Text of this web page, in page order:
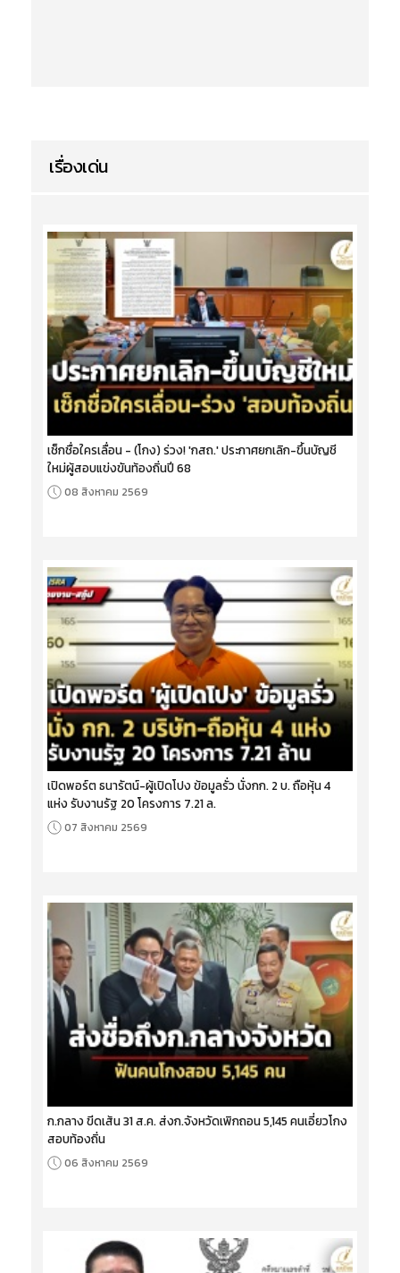
เรื่องเด่น
เช็กชื่อใครเลื่อน - (โกง) ร่วง! 'กสถ.' ประกาศยกเลิก-ขึ้นบัญชี
ใหม่ผู้สอบแข่งขันท้องถิ่นปี 68
08 สิงหาคม 2569
เปิดพอร์ต ธนารัตน์-ผู้เปิดโปง ข้อมูลรั่ว นั่งกก. 2 บ. ถือหุ้น 4
แห่ง รับงานรัฐ 20 โครงการ 7.21 ล.
07 สิงหาคม 2569
ก.กลาง ขีดเส้น 31 ส.ค. ส่งก.จังหวัดเพิกถอน 5,145 คนเอี่ยวโกง
สอบท้องถิ่น
06 สิงหาคม 2569